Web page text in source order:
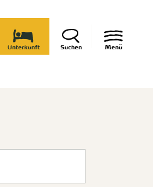
Menü
Suchen
Unterkunft